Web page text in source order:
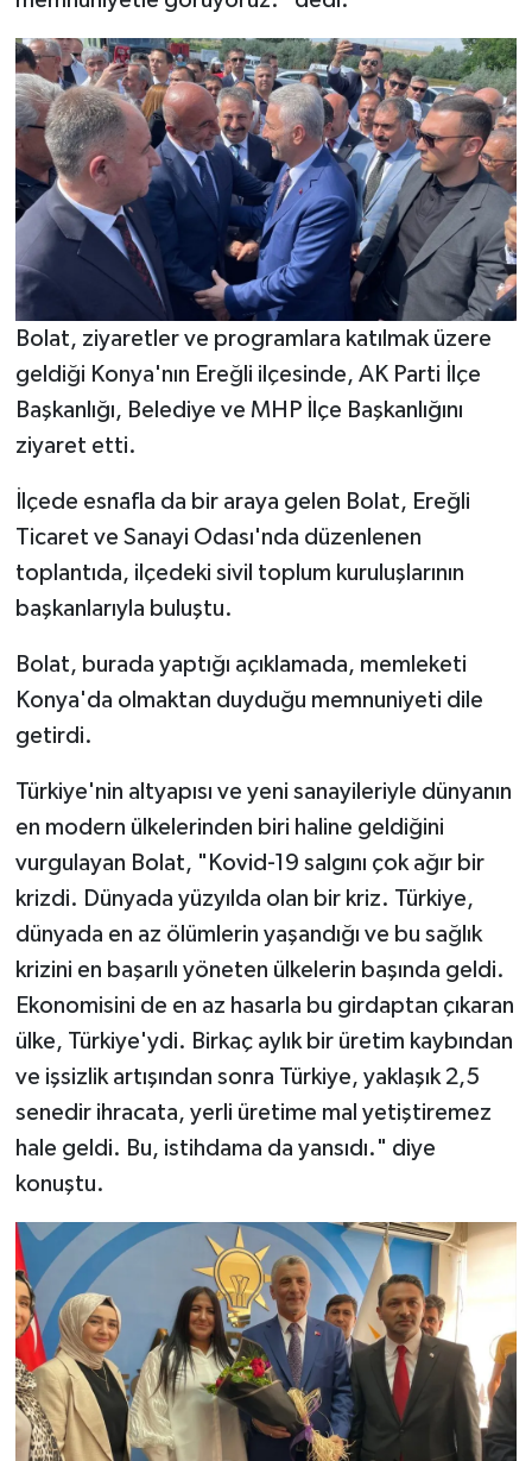
Bolat, ziyaretler ve programlara katılmak üzere
geldiği Konya'nın Ereğli ilçesinde, AK Parti İlçe
Başkanlığı, Belediye ve MHP İlçe Başkanlığını
ziyaret etti.
İlçede esnafla da bir araya gelen Bolat, Ereğli
Ticaret ve Sanayi Odası'nda düzenlenen
toplantıda, ilçedeki sivil toplum kuruluşlarının
başkanlarıyla buluştu.
Bolat, burada yaptığı açıklamada, memleketi
Konya'da olmaktan duyduğu memnuniyeti dile
getirdi.
Türkiye'nin altyapısı ve yeni sanayileriyle dünyanın
en modern ülkelerinden biri haline geldiğini
vurgulayan Bolat, "Kovid-19 salgını çok ağır bir
krizdi. Dünyada yüzyılda olan bir kriz. Türkiye,
dünyada en az ölümlerin yaşandığı ve bu sağlık
krizini en başarılı yöneten ülkelerin başında geldi.
Ekonomisini de en az hasarla bu girdaptan çıkaran
ülke, Türkiye'ydi. Birkaç aylık bir üretim kaybından
ve işsizlik artışından sonra Türkiye, yaklaşık 2,5
senedir ihracata, yerli üretime mal yetiştiremez
hale geldi. Bu, istihdama da yansıdı." diye
konuştu.